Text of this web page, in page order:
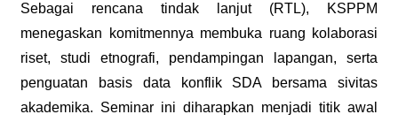
Sebagai rencana tindak lanjut (RTL), KSPPM
menegaskan komitmennya membuka ruang kolaborasi
riset, studi etnografi, pendampingan lapangan, serta
penguatan basis data konflik SDA bersama sivitas
akademika. Seminar ini diharapkan menjadi titik awal